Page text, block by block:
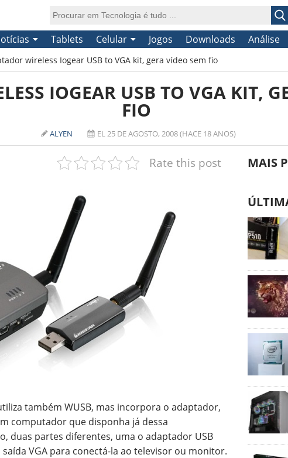
Tablets Celular Jogos Downloads Análise
wireless Iogear USB to VGA kit, gera vídeo sem fio
IOGEAR USB TO VGA KIT,
FIO
ALYEN EL 25 DE AGOSTO, 2008 (HACE 18 ANOS)
Rate this post
também WUSB, mas incorpora o adaptador,
computador que disponha já dessa
duas partes diferentes, uma o adaptador USB
VGA para conectá-la ao televisor ou monitor.
MAIS